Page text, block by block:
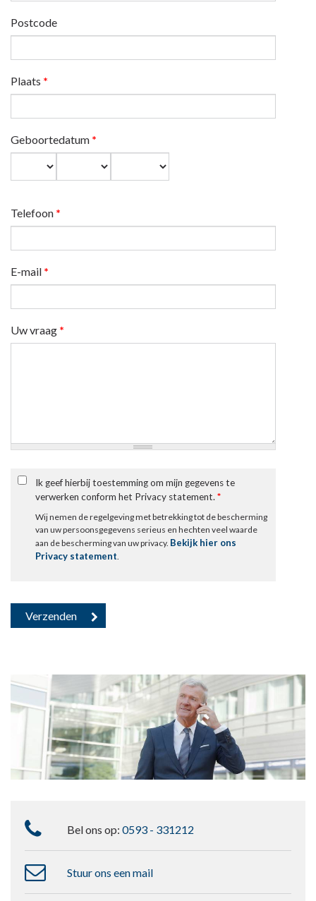
Postcode
Plaats *
Geboortedatum *
Telefoon *
E-mail *
Uw vraag *
Ik geef hierbij toestemming om mijn gegevens te
verwerken conform het Privacy statement. *
Wij nemen de regelgeving met betrekking tot de bescherming
van uw persoonsgegevens serieus en hechten veel waarde
aan de bescherming van uw privacy. Bekijk hier ons
Privacy statement
Bel ons op: 0593 - 331212
Stuur ons een mail